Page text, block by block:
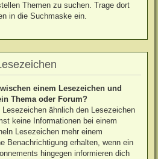
Themen zu suchen. Trage dort
in die Suchmaske ein.
einem Lesezeichen und
Thema oder Forum?
ähnlich den Lesezeichen
keine Informationen bei einem
Lesezeichen mehr einem
Benachrichtigung erhalten, wenn ein
hingegen informieren dich